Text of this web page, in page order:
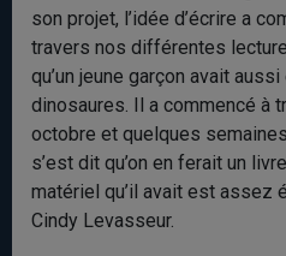
son projet, l’idée d’écrire a
travers nos différentes
qu’un jeune garçon avait
dinosaures. Il a commencé à
octobre et quelques
s’est dit qu’on en ferait un
matériel qu’il avait est assez
Cindy Levasseur.